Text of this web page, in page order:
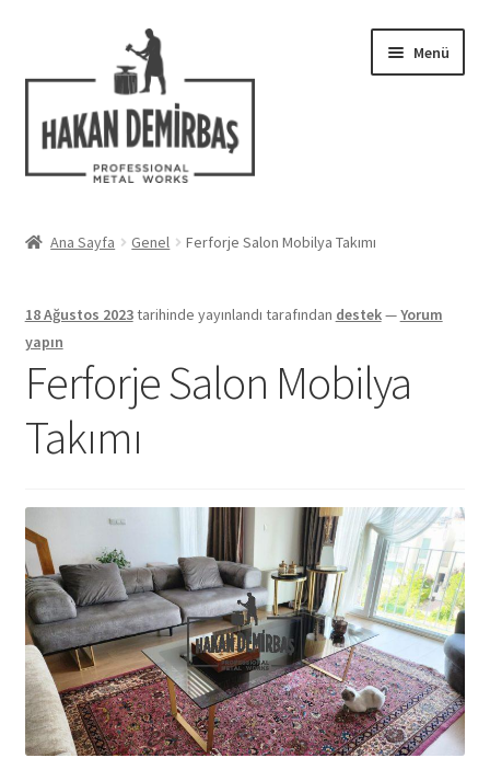
Menü
genişlet
Uygulamalar
Blog
İletişim
Ana Sayfa Genel Ferforje Salon Mobilya Takımı
18 Ağustos 2023tarihinde yayınlandı tarafından destek—Yorum
yapın
Ferforje Salon Mobilya
Takımı